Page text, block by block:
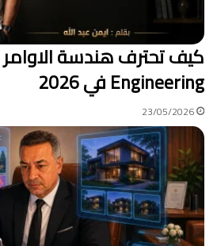
Engineering في 2026
23/05/2026